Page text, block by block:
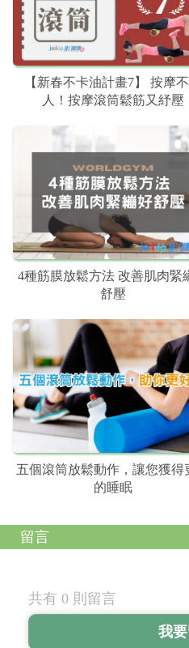
【新春不卡油計畫7】 按摩
人！按摩滾筒鬆筋又紓壓
4種筋膜放鬆方法 改善肌肉緊
舒壓
五個滾筒放鬆動作，讓您獲得
的睡眠
留言
共有 0 則留言